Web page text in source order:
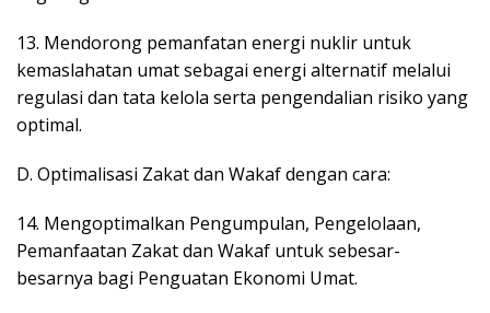
13. Mendorong pemanfatan energi nuklir untuk
kemaslahatan umat sebagai energi alternatif melalui
regulasi dan tata kelola serta pengendalian risiko yang
optimal.
D. Optimalisasi Zakat dan Wakaf dengan cara:
14. Mengoptimalkan Pengumpulan, Pengelolaan,
Pemanfaatan Zakat dan Wakaf untuk sebesar-
besarnya bagi Penguatan Ekonomi Umat.